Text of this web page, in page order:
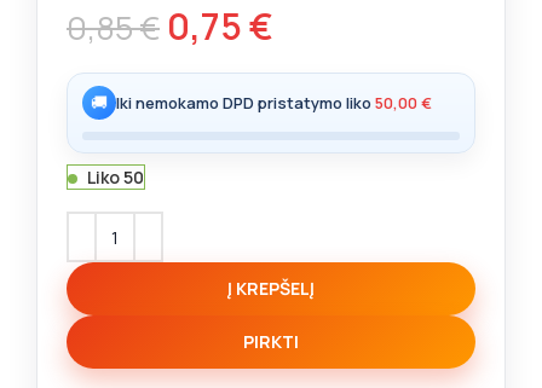
0,85€ 0,75€
🚚 Iki nemokamo DPD pristatymo liko 50,00€
Liko 50
Į KREPŠELĮ
PIRKTI